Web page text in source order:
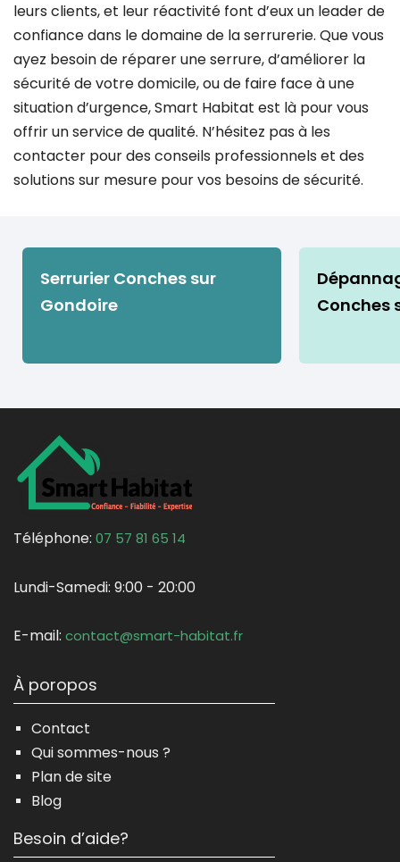
leurs clients, et leur réactivité font d’eux un leader de
confiance dans le domaine de la serrurerie. Que vous
ayez besoin de réparer une serrure, d’améliorer la
sécurité de votre domicile, ou de faire face à une
situation d’urgence, Smart Habitat est là pour vous
offrir un service de qualité. N’hésitez pas à les
contacter pour des conseils professionnels et des
solutions sur mesure pour vos besoins de sécurité.
Serrurier Conches sur
Gondoire
Conches
Téléphone: 07 57 81 65 14
Lundi-Samedi: 9:00 - 20:00
E-mail: contact@smart-habitat.fr
À poropos
Contact
Qui sommes-nous ?
Plan de site
Blog
Besoin d’aide?